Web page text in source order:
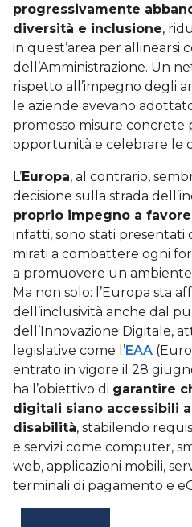
progressivamente
diversità e inclusione,
in quest’area per allinearsi
dell’Amministrazione. Un
rispetto all’impegno degli
le aziende avevano
promosso misure concrete
opportunità e celebrare le
L’Europa, al contrario,
decisione sulla strada
proprio impegno a
infatti, sono stati presentati
mirati a combattere ogni
a promuovere un
Ma non solo: l’Europa sta
dell’inclusività anche dal
dell’Innovazione Digitale,
legislative come l’EAA
entrato in vigore il 28
ha l’obiettivo di garantire
digitali siano accessibili
disabilità, stabilendo
e servizi come computer,
web, applicazioni mobili,
terminali di pagamento e